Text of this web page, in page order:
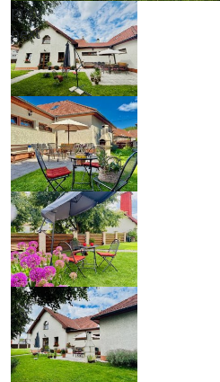
prev
next